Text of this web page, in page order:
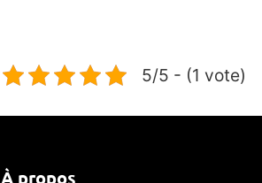
5/5 - (1 vote)
À propos